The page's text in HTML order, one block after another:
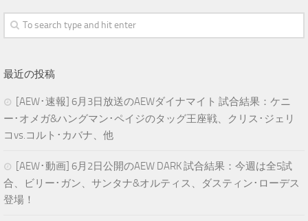
最近の投稿
[AEW･速報] 6月3日放送のAEWダイナマイト 試合結果：ケニ
ー･オメガ&ハングマン･ペイジのタッグ王座戦、クリス･ジェリ
コvs.コルト･カバナ、他
[AEW･動画] 6月2日公開のAEW DARK 試合結果：今週は全5試
合、ビリー･ガン、サンタナ&オルティス、ダスティン･ローデス
登場！